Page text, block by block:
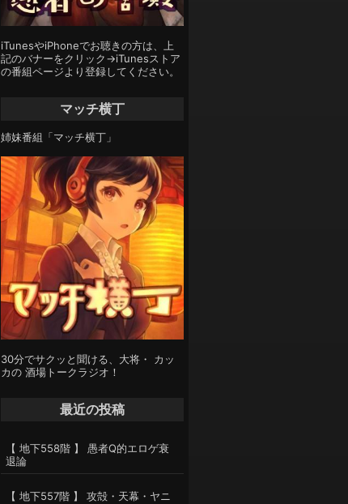
iTunesやiPhoneでお聴きの方は、上
記のバナーをクリック→iTunesストア
の番組ページより登録してください。
マッチ横丁
姉妹番組「マッチ横丁」
30分でサクッと聞ける、大将・ カッ
カの 酒場トークラジオ！
最近の投稿
【 地下558階 】 愚者Q的エロゲ衰
退論
【 地下557階 】 攻殻・天幕・ヤニ